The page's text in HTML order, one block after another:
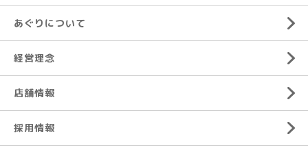
あぐりについて
経営理念
店舗情報
採用情報